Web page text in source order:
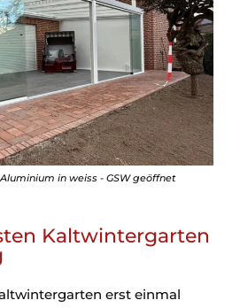
in weiss - GSW geöffnet
Kaltwintergarten
erst einmal